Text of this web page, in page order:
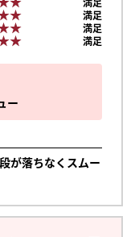
ー
が落ちなくスムー
満足
満足
満足